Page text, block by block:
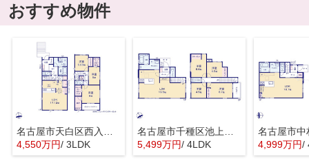
おすすめ物件
4,550万円/ 3LDK
5,499万円/ 4LDK 4,999万円/